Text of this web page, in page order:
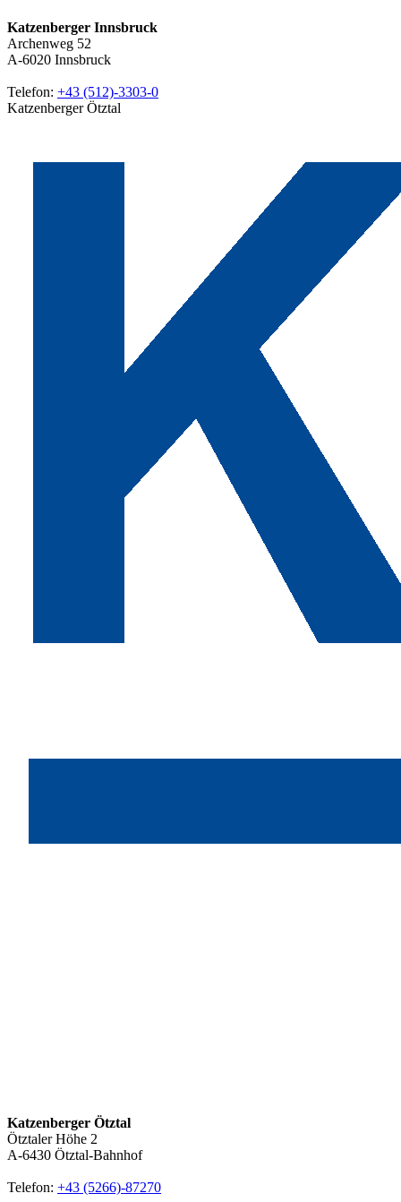
Katzenberger Innsbruck
Archenweg 52
A-6020 Innsbruck
Telefon: +43 (512)-3303-0
Katzenberger Ötztal
Katzenberger Ötztal
Ötztaler Höhe 2
A-6430 Ötztal-Bahnhof
Telefon: +43 (5266)-87270